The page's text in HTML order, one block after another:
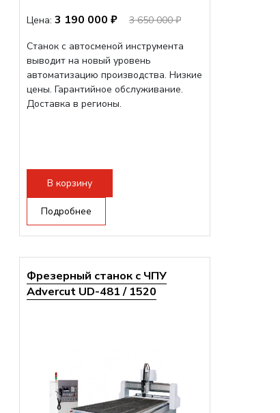
Цена: 3 190 000 ₽
3 650 000 ₽
Станок с автосменой инструмента
выводит на новый уровень
автоматизацию производства. Низкие
цены. Гарантийное обслуживание.
Доставка в регионы.
В корзину
Подробнее
Фрезерный станок с ЧПУ
Advercut UD-481 / 1520